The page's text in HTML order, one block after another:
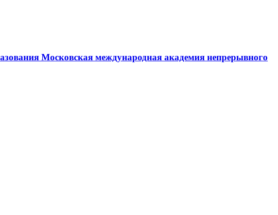
Московская международная академия непрерывного